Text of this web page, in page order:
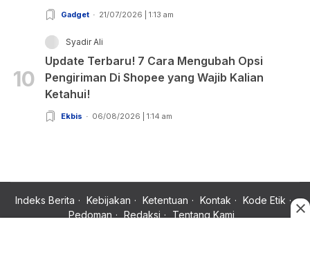
Gadget 21/07/2026 | 1:13 am
10
Syadir Ali
Update Terbaru! 7 Cara Mengubah Opsi
Pengiriman Di Shopee yang Wajib Kalian
Ketahui!
Ekbis 06/08/2026 | 1:14 am
Indeks Berita Kebijakan Ketentuan Kontak
Kode Etik
Pedoman
Redaksi Tentang Kami